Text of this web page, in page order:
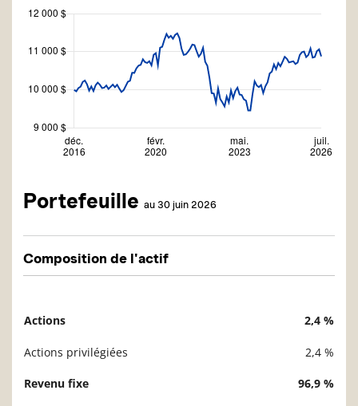
Portefeuille au 30 juin 2026
Composition de l'actif
Actions 2,4 %
Actions privilégiées 2,4 %
Revenu fixe 96,9 %